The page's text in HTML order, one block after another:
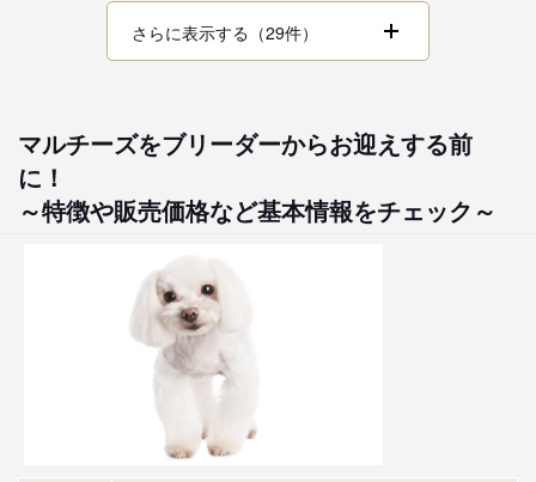
さらに表示する（29件）
マルチーズをブリーダーからお迎えする前
に！
～特徴や販売価格など基本情報をチェック～